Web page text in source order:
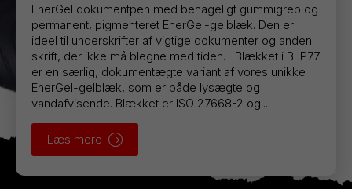
EnerGel dokumentpen med behageligt gummigreb og
permanent, pigmenteret EnerGel-gelblæk. Den er
ideel til underskrifter af vigtige dokumenter og anden
skrift, der ikke må blegne med tiden. Blækket i BLP77
er en særlig, dokumentægte variant af vores unikke
EnerGel-gelblæk, som er både lysægte og
vandafvisende. Blækket er ISO 27668-2 og...
Læs mere